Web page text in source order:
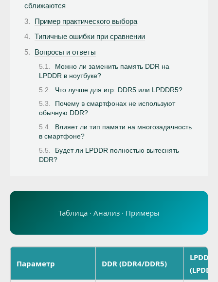
сближаются
Пример практического выбора
Типичные ошибки при сравнении
Вопросы и ответы
Можно ли заменить память DDR на
LPDDR в ноутбуке?
Что лучше для игр: DDR5 или LPDDR5?
Почему в смартфонах не используют
обычную DDR?
Влияет ли тип памяти на многозадачность
в смартфоне?
Будет ли LPDDR полностью вытеснять
DDR?
Таблица · Анализ · Примеры
Параметр DDR (DDR4/DDR5)
LPDDR